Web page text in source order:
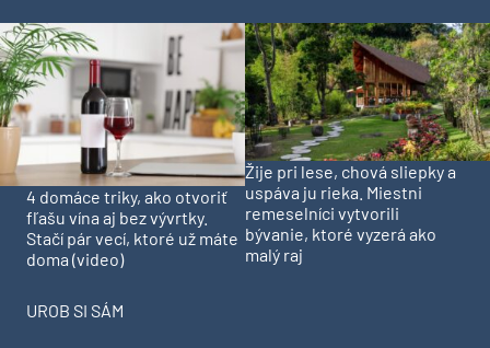
4 domáce triky, ako otvoriť
fľašu vína aj bez vývrtky.
Stačí pár vecí, ktoré už máte
doma (video)
Žije pri lese, chová sliepky a
uspáva ju rieka. Miestni
remeselníci vytvorili
bývanie, ktoré vyzerá ako
malý raj
UROB SI SÁM